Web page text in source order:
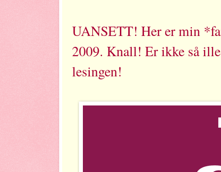
UANSETT! Her er min
2009. Knall! Er ikke så
lesingen!